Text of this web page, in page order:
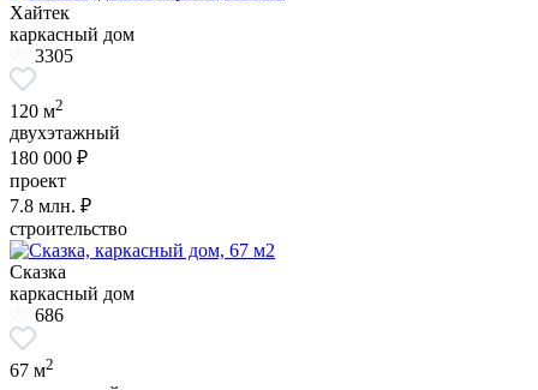
Хайтек
каркасный дом
3305
120 м2
двухэтажный
180 000 ₽
проект
7.8 млн. ₽
строительство
Сказка
каркасный дом
686
67 м2